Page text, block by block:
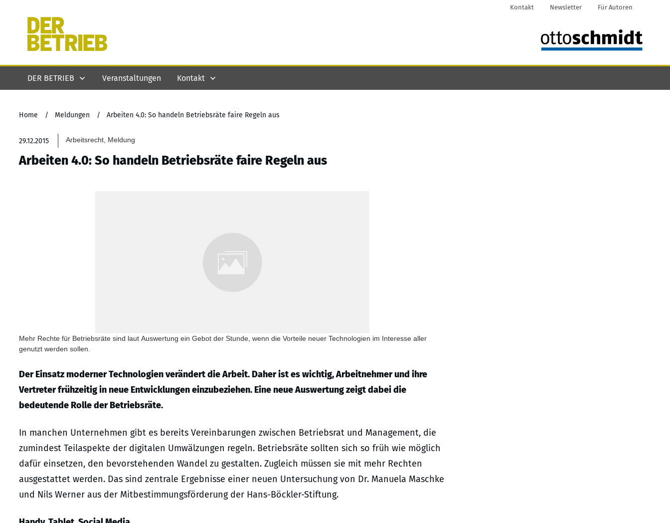
Kontakt Newsletter Für Autoren
DER BETRIEB Veranstaltungen Kontakt
Home / Meldungen / Arbeiten 4.0: So handeln Betriebsräte faire Regeln aus
29.12.2015 Arbeitsrecht, Meldung
Arbeiten 4.0: So handeln Betriebsräte faire Regeln aus
Mehr Rechte für Betriebsräte sind laut Auswertung ein Gebot der Stunde, wenn die Vorteile neuer Technologien im Interesse aller
genutzt werden sollen.
Der Einsatz moderner Technologien verändert die Arbeit. Daher ist es wichtig, Arbeitnehmer und ihre
Vertreter frühzeitig in neue Entwicklungen einzubeziehen. Eine neue Auswertung zeigt dabei die
bedeutende Rolle der Betriebsräte.
In manchen Unternehmen gibt es bereits Vereinbarungen zwischen Betriebsrat und Management, die
zumindest Teilaspekte der digitalen Umwälzungen regeln. Betriebsräte sollten sich so früh wie möglich
dafür einsetzen, den bevorstehenden Wandel zu gestalten. Zugleich müssen sie mit mehr Rechten
ausgestattet werden. Das sind zentrale Ergebnisse einer neuen Untersuchung von Dr. Manuela Maschke
und Nils Werner aus der Mitbestimmungsförderung der Hans-Böckler-Stiftung.